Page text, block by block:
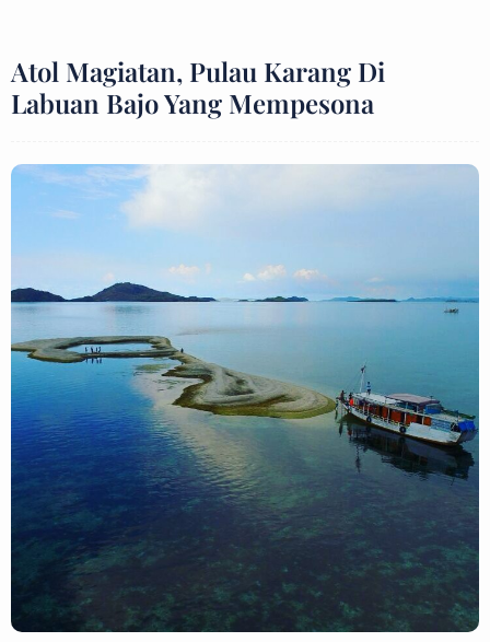
Atol Magiatan, Pulau Karang Di
Labuan Bajo Yang Mempesona